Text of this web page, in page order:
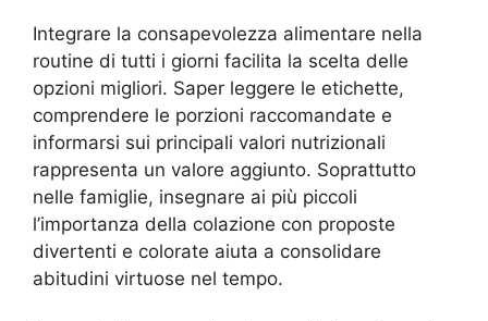
Integrare la consapevolezza alimentare nella
routine di tutti i giorni facilita la scelta delle
opzioni migliori. Saper leggere le etichette,
comprendere le porzioni raccomandate e
informarsi sui principali valori nutrizionali
rappresenta un valore aggiunto. Soprattutto
nelle famiglie, insegnare ai più piccoli
l’importanza della colazione con proposte
divertenti e colorate aiuta a consolidare
abitudini virtuose nel tempo.